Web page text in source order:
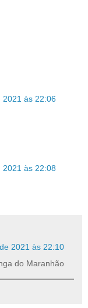
2021 às 22:06
2021 às 22:08
2021 às 22:10
do Maranhão